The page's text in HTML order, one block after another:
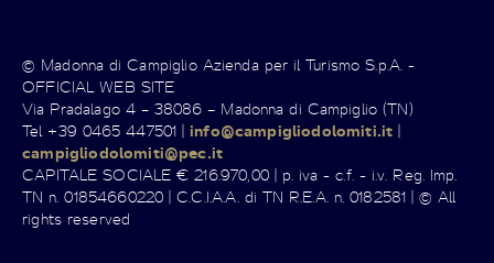
© Madonna di Campiglio Azienda per il Turismo S.p.A. -
OFFICIAL WEB SITE
Via Pradalago 4 – 38086 – Madonna di Campiglio (TN)
Tel +39 0465 447501 |info@campigliodolomiti.it |
campigliodolomiti@pec.it
CAPITALE SOCIALE € 216.970,00 | p. iva - c.f. - i.v. Reg. Imp.
TN n. 01854660220 | C.C.I.A.A. di TN R.E.A. n. 0182581 | © All
rights reserved